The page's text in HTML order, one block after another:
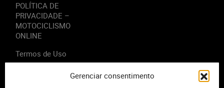
Gerenciar consentimento
POLÍTICA DE
PRIVACIDADE –
MOTOCICLISMO
ONLINE
Termos de Uso